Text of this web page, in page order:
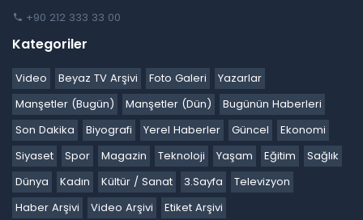
+90 212 333 33 00
Kategoriler
Video Beyaz TV Arşivi Foto Galeri
Yazarlar
Manşetler (Bugün)
Manşetler (Dün)
Bugünün Haberleri
Son Dakika
Biyografi Yerel Haberler Güncel
Ekonomi
Siyaset
Spor Magazin Teknoloji Yaşam Eğitim
Sağlık
Dünya
Kadın Kültür / Sanat 3.Sayfa
Televizyon
Haber Arşivi
Video Arşivi Etiket Arşivi